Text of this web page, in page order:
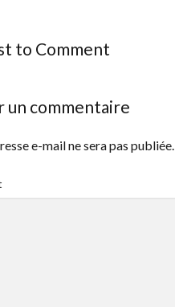
to Comment
un commentaire
e-mail ne sera pas publiée.